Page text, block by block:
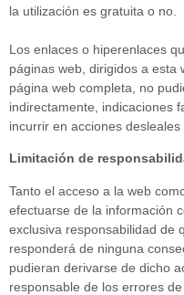
la utilización es gratuita o no.
Los enlaces o hiperenlaces
páginas web, dirigidos a esta
página web completa, no
indirectamente, indicaciones
incurrir en acciones
Limitación de
Tanto el acceso a la web
efectuarse de la información
exclusiva responsabilidad de
responderá de ninguna
pudieran derivarse de dicho
responsable de los errores